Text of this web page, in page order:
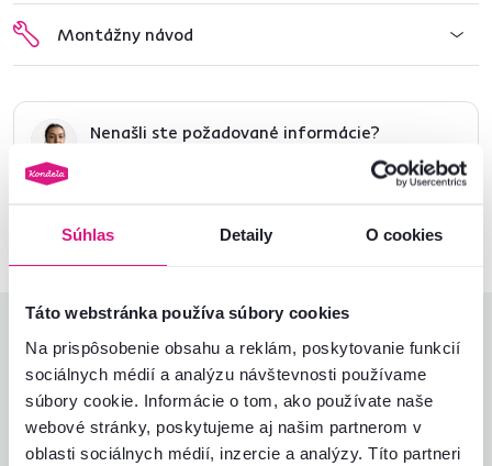
Súhlas Detaily O cookies
Táto webstránka používa súbory cookies
Na prispôsobenie obsahu a reklám, poskytovanie funkcií
sociálnych médií a analýzu návštevnosti používame
súbory cookie. Informácie o tom, ako používate naše
webové stránky, poskytujeme aj našim partnerom v
oblasti sociálnych médií, inzercie a analýzy. Títo partneri
Montážny návod
Nenašli ste požadované informácie?
Hodnotenia produktu
4,6
18recenzií
Jednoduchosť montáže
Zodpovedá očakávaniam